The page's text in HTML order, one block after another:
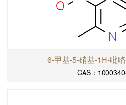
6-甲基-5-硝基-1H-吡
CAS：